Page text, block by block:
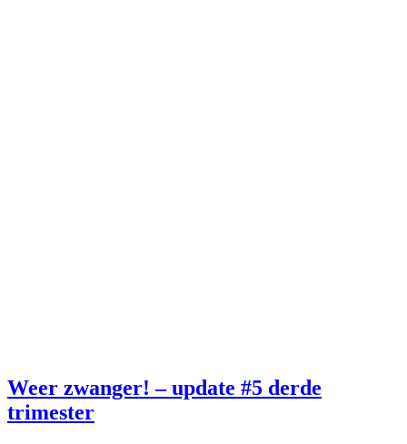
Weer zwanger! – update #5 derde
trimester